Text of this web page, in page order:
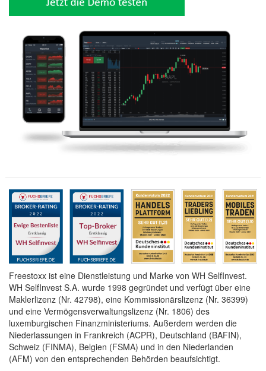
Freestoxx ist eine Dienstleistung und Marke von WH SelfInvest.
WH SelfInvest S.A. wurde 1998 gegründet und verfügt über eine
Maklerlizenz (Nr. 42798), eine Kommissionärslizenz (Nr. 36399)
und eine Vermögensverwaltungslizenz (Nr. 1806) des
luxemburgischen Finanzministeriums. Außerdem werden die
Niederlassungen in Frankreich (ACPR), Deutschland (BAFIN),
Schweiz (FINMA), Belgien (FSMA) und in den Niederlanden
(AFM) von den entsprechenden Behörden beaufsichtigt.